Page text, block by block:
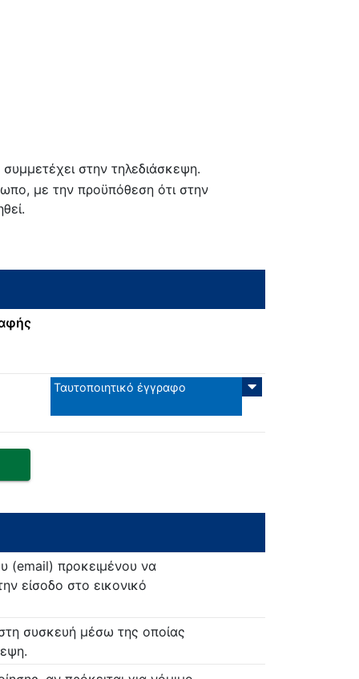
στην τηλεδιάσκεψη.
με την προϋπόθεση ότι στην
Ταυτοποιητικό έγγραφο
(email) προκειμένου να
είσοδο στο εικονικό
συσκευή μέσω της οποίας